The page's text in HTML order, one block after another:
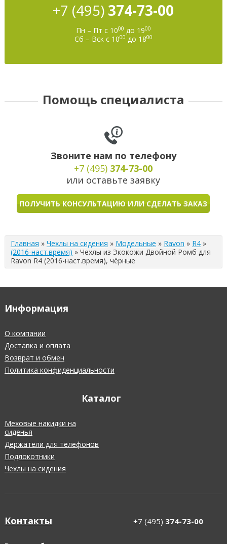
+7 (495) 374-73-00
Пн – Пт с 1000 до 1900
Сб – Вск с 1000 до 1800
Помощь специалиста
Звоните нам по телефону
+7 (495) 374-73-00
или оставьте заявку
ПОЛУЧИТЬ КОНСУЛЬТАЦИЮ ИЛИ СДЕЛАТЬ ЗАКАЗ
Главная » Чехлы на сидения » Модельные » Ravon » R4»
(2016-наст.время) » Чехлы из Экокожи Двойной Ромб для
Ravon R4 (2016-наст.время), чёрные
Информация
О компании
Доставка и оплата
Возврат и обмен
Политика конфиденциальности
Каталог
Меховые накидки на
сиденья
Держатели для телефонов
Подлокотники
Чехлы на сидения
Контакты +7 (495) 374-73-00